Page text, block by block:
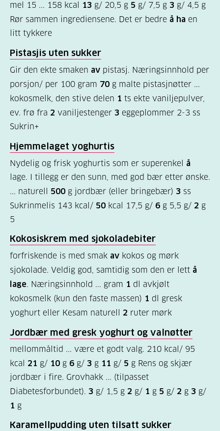
Diabetes
type
2
(19)
Hva
er
diabetes?
medlem
(1)
mel 15 ... 158 kcal
13 g/ 20,5 g 5 g/ 7,5 g 3 g/ 4,5 g
Rør sammen ingrediensene. Det er bedre å ha en
litt tykkere
Pistasjis uten sukker
Gir den ekte smaken av pistasj. Næringsinnhold per
porsjon/ per 100 gram 70 g malte pistasjnøtter ...
kokosmelk, den stive delen 1 ts ekte vaniljepulver,
ev. frø fra 2 vaniljestenger 3 eggeplommer 2-3 ss
Sukrin+
Hjemmelaget yoghurtis
Nydelig og frisk yoghurtis som er superenkel å
lage. I tillegg er den sunn, med god bær etter ønske.
... naturell 500 g jordbær (eller bringebær) 3 ss
Sukrinmelis 143 kcal/ 50 kcal 17,5 g/ 6 g 5,5 g/ 2 g
5
Kokosiskrem med sjokoladebiter
forfriskende is med smak av kokos og mørk
sjokolade. Veldig god, samtidig som den er lett å
lage. Næringsinnhold ... gram 1 dl avkjølt
kokosmelk (kun den faste massen) 1 dl gresk
yoghurt eller Kesam naturell 2 ruter mørk
Jordbær med gresk yoghurt og valnøtter
mellommåltid ... være et godt valg. 210 kcal/ 95
kcal 21 g/ 10 g 6 g/ 3 g 11 g/ 5 g Rens og skjær
jordbær i fire. Grovhakk ... (tilpasset
Diabetesforbundet). 3 g/ 1,5 g 2 g/ 1 g 5 g/ 2 g 3 g/
1 g
Karamellpudding uten tilsatt sukker